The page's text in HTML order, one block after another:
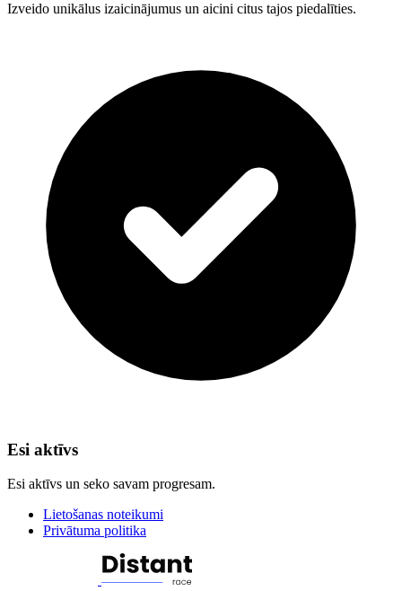
Izveido unikālus izaicinājumus un aicini citus tajos piedalīties.
Esi aktīvs
Esi aktīvs un seko savam progresam.
Lietošanas noteikumi
Privātuma politika